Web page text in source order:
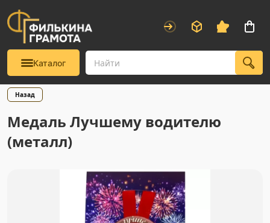
Каталог
Назад
Медаль Лучшему водителю
(металл)